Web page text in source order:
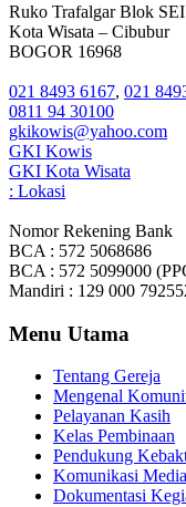
Ruko Trafalgar Blok
Kota Wisata – Cibubur
BOGOR 16968
021 8493 6167, 021
0811 94 30100
gkikowis@yahoo.com
GKI Kowis
GKI Kota Wisata
: Lokasi
Nomor Rekening Bank
BCA : 572 5068686
BCA : 572 5099000
Mandiri : 129 000
Menu Utama
Tentang Gereja
Mengenal
Pelayanan Kasih
Kelas Pembinaan
Pendukung
Komunikasi Media
Dokumentasi